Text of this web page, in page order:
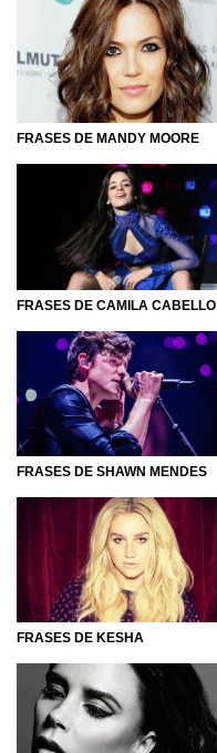
FRASES DE MANDY MOORE
FRASES DE CAMILA CABELLO
FRASES DE SHAWN MENDES
FRASES DE KESHA